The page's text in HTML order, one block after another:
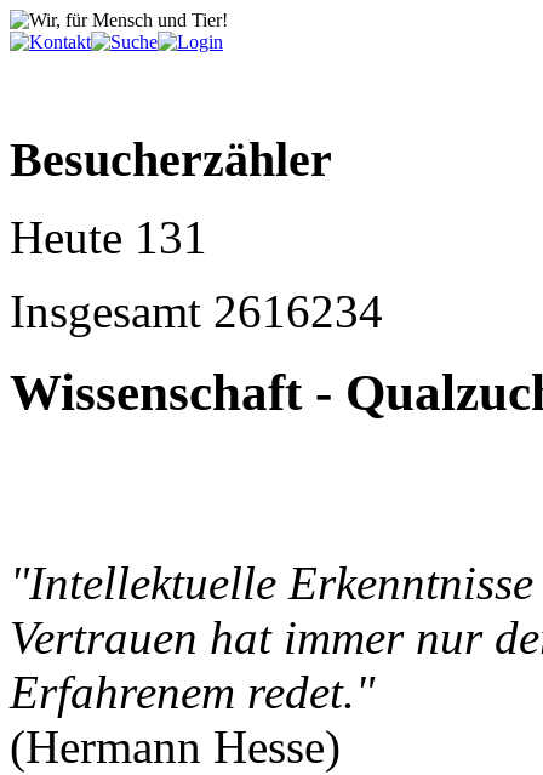
Besucherzähler
Heute 131
Insgesamt 2616234
Wissenschaft -
"Intellektuelle
Vertrauen hat immer nur
Erfahrenem redet."
(Hermann Hesse)